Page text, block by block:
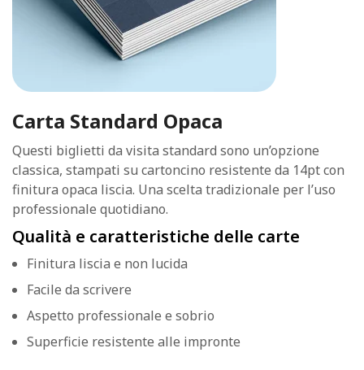
Carta Standard Opaca
Questi biglietti da visita standard sono un’opzione
classica, stampati su cartoncino resistente da 14pt con
finitura opaca liscia. Una scelta tradizionale per l’uso
professionale quotidiano.
Qualità e caratteristiche delle carte
Finitura liscia e non lucida
Facile da scrivere
Aspetto professionale e sobrio
Superficie resistente alle impronte